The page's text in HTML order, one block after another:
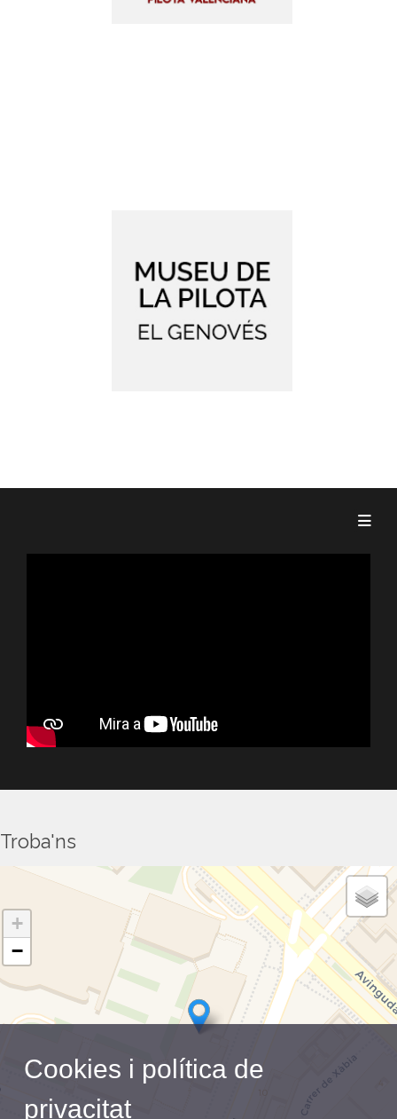
Troba'ns
+
−
Cookies i política de
privacitat